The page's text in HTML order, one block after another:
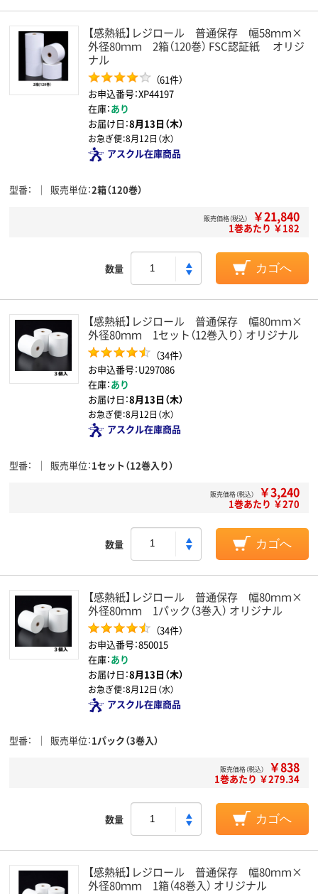
【感熱紙】レジロール 普通保存 幅58ｍｍ×
外径80ｍｍ 2箱（120巻） FSC認証紙 オリジ
ナル
（61件）
お申込番号：XP44197
在庫：あり
お届け日：8月13日（木）
お急ぎ便：8月12日（水）
アスクル在庫商品
型番 販売単位 2箱（120巻）
販売価格（税込） ￥21,840
1巻あたり ￥182
数量 カゴへ
【感熱紙】レジロール 普通保存 幅80ｍｍ×
外径80ｍｍ 1セット（12巻入り） オリジナル
（34件）
お申込番号：U297086
在庫：あり
お届け日：8月13日（木）
お急ぎ便：8月12日（水）
アスクル在庫商品
型番 販売単位 1セット（12巻入り）
販売価格（税込） ￥3,240
1巻あたり ￥270
数量 カゴへ
【感熱紙】レジロール 普通保存 幅80ｍｍ×
外径80ｍｍ 1パック（3巻入） オリジナル
（34件）
お申込番号：850015
在庫：あり
お届け日：8月13日（木）
お急ぎ便：8月12日（水）
アスクル在庫商品
型番 販売単位 1パック（3巻入）
販売価格（税込） ￥838
1巻あたり ￥279.34
数量 カゴへ
【感熱紙】レジロール 普通保存 幅80ｍｍ×
外径80ｍｍ 1箱（48巻入） オリジナル